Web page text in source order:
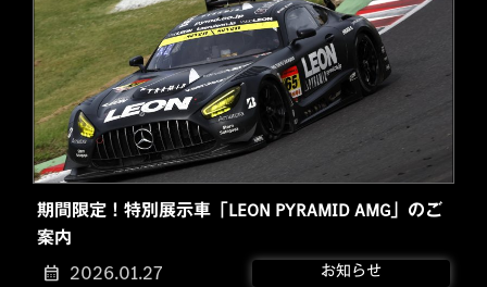
期間限定！特別展示車「LEON PYRAMID AMG」のご
案内
2026.01.27 お知らせ